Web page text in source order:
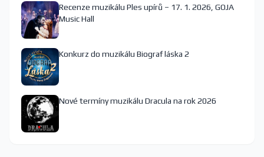
Recenze muzikálu Ples upírů – 17. 1. 2026, GOJA
Music Hall
Konkurz do muzikálu Biograf láska 2
Nové termíny muzikálu Dracula na rok 2026